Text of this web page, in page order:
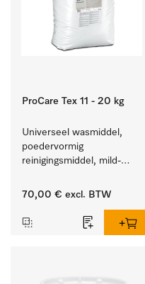
ProCare Tex 11 - 20 kg
Universeel wasmiddel,
poedervormig
reinigingsmiddel, mild-
reinigen van wit wasgoed
70,00 € excl. BTW